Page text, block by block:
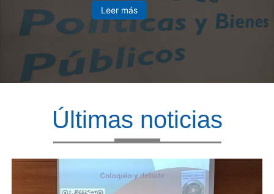
Leer más
Últimas noticias